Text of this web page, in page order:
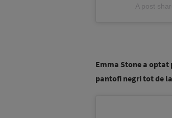
A post
Emma Stone a optat
pantofi negri tot de